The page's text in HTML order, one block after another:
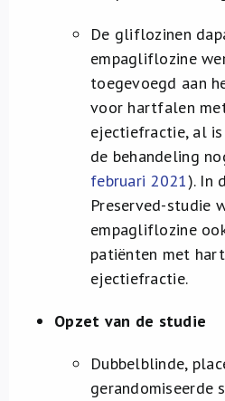
De gliflozinen
empagliflozine
toegevoegd aan
voor hartfalen
ejectiefractie, al
de behandeling
februari 2021). In
Preserved-studie
empagliflozine
patiënten met
ejectiefractie.
Opzet van de studie
Dubbelblinde,
gerandomiseerde